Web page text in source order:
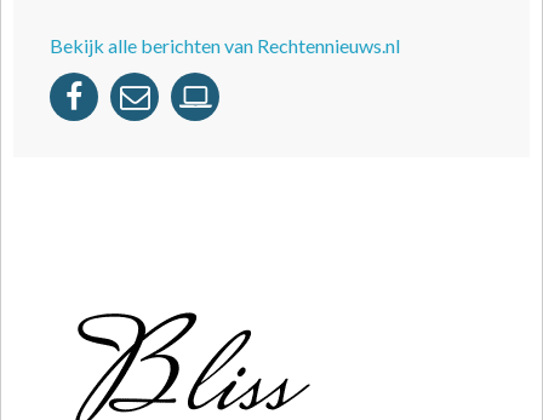
Bekijk alle berichten van Rechtennieuws.nl